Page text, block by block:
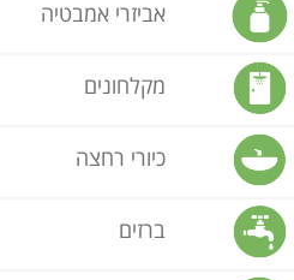
אביזרי אמבטיה
מקלחונים
כיורי רחצה
ברזים